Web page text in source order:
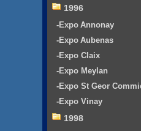
1996
-Expo Annonay
-Expo Aubenas
-Expo Claix
-Expo Meylan
-Expo St Geor
-Expo Vinay
1998